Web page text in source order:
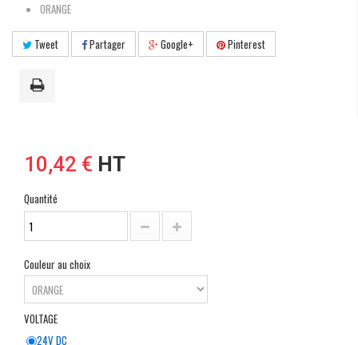
ORANGE
Tweet Partager Google+ Pinterest
10,42 € HT
Quantité
Couleur au choix
VOLTAGE
24V DC